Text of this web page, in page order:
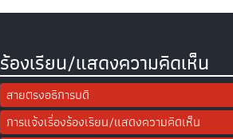
ร้องเรียน/แสดงความคิดเห็น
สายตรงอธิการบดี
การแจ้งเรื่องร้องเรียน/แสดงความคิดเห็น